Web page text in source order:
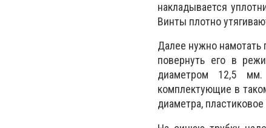
накладывается
Винты плотно
Далее нужно намотать
повернуть его в
диаметром 12,5 мм.
комплектующие в
диаметра,